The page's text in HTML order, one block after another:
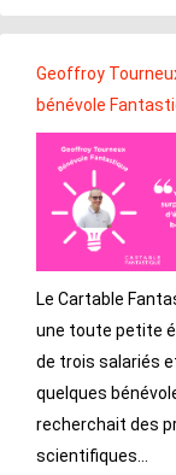
Geoffroy
bénévole
Le Cartable
une toute petite
de trois salariés
quelques
recherchait des
scientifiques...